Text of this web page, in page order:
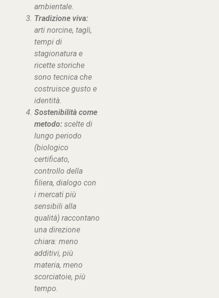
ambientale.
Tradizione viva:
arti norcine, tagli,
tempi di
stagionatura e
ricette storiche
sono tecnica che
costruisce gusto e
identità.
Sostenibilità come
metodo: scelte di
lungo periodo
(biologico
certificato,
controllo della
filiera, dialogo con
i mercati più
sensibili alla
qualità) raccontano
una direzione
chiara: meno
additivi, più
materia, meno
scorciatoie, più
tempo.